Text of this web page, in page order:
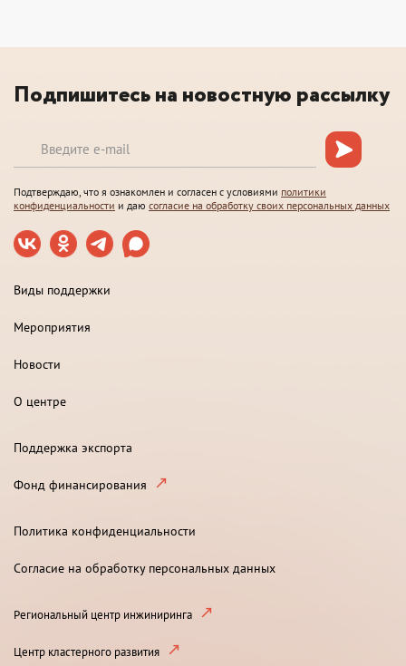
Подпишитесь на новостную рассылку
Подтверждаю, что я ознакомлен и согласен с условиями политики
конфиденциальности и даю согласие на обработку своих персональных данных
Виды поддержки
Мероприятия
Новости
О центре
Поддержка экспорта
Фонд финансирования
Политика конфиденциальности
Согласие на обработку персональных данных
Региональный центр инжиниринга
Центр кластерного развития